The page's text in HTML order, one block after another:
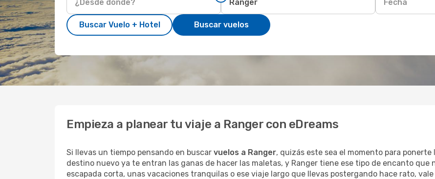
Fecha
Buscar Vuelo + Hotel Buscar vuelos
Empieza a planear tu viaje a Ranger con eDreams
Si llevas un tiempo pensando en buscar vuelos a Ranger, quizás este sea el momento para
destino nuevo ya te entran las ganas de hacer las maletas, y Ranger tiene ese tipo de encanto que
escapada corta, unas vacaciones tranquilas o ese viaje largo que llevas postergando hace rato,